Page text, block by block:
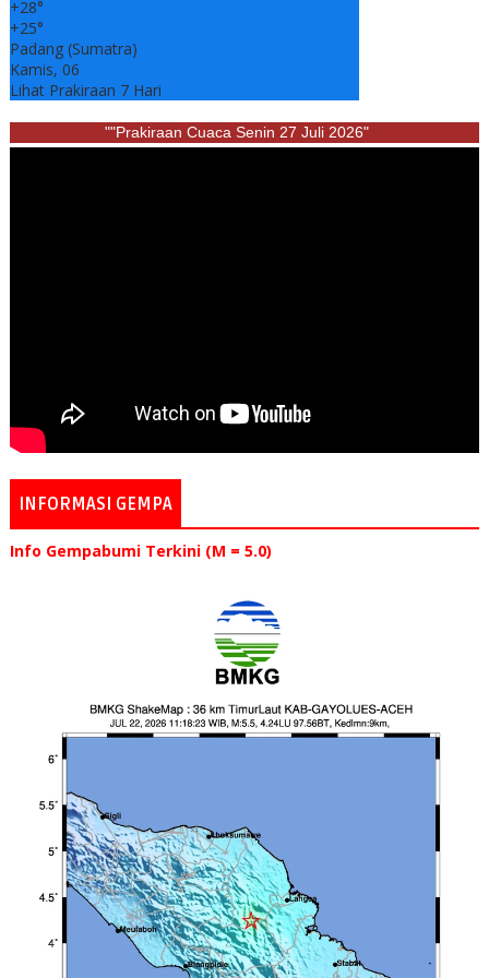
+28°
+25°
Padang (Sumatra)
Kamis, 06
Lihat Prakiraan 7 Hari
""Prakiraan Cuaca Senin 27 Juli 2026"
INFORMASI GEMPA
Info Gempabumi Terkini (M = 5.0)